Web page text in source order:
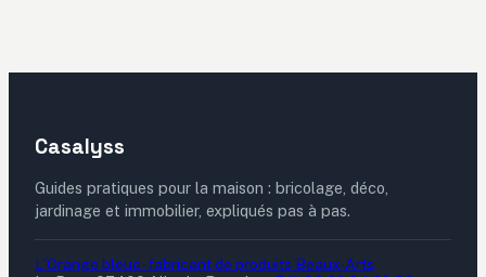
Casalyss
Guides pratiques pour la maison : bricolage, déco,
jardinage et immobilier, expliqués pas à pas.
L'Orange bleue - fabricant de produits Beaux-Arts